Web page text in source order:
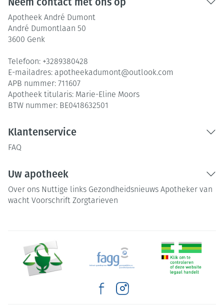
Apotheek André Dumont
André Dumontlaan 50
3600 Genk
Telefoon: +3289380428
E-mailadres: apotheekadumont@outlook.com
APB nummer: 711607
Apotheek titularis: Marie-Eline Moors
BTW nummer: BE0418632501
Klantenservice
FAQ
Uw apotheek
Over ons Nuttige links Gezondheidsnieuws Apotheker van
wacht Voorschrift Zorgtarieven